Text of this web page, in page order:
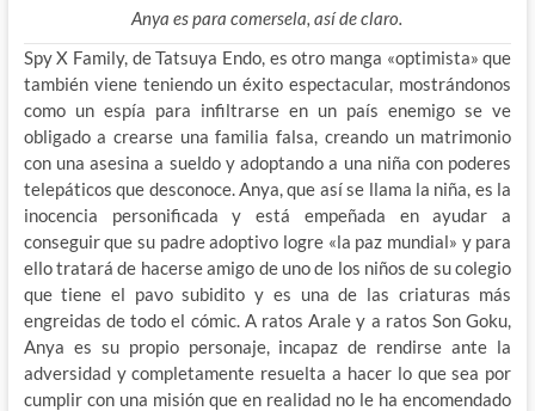
Anya es para comersela, así de claro.
Spy X Family, de Tatsuya Endo, es otro manga «optimista» que
también viene teniendo un éxito espectacular, mostrándonos
como un espía para infiltrarse en un país enemigo se ve
obligado a crearse una familia falsa, creando un matrimonio
con una asesina a sueldo y adoptando a una niña con poderes
telepáticos que desconoce. Anya, que así se llama la niña, es la
inocencia personificada y está empeñada en ayudar a
conseguir que su padre adoptivo logre «la paz mundial» y para
ello tratará de hacerse amigo de uno de los niños de su colegio
que tiene el pavo subidito y es una de las criaturas más
engreidas de todo el cómic. A ratos Arale y a ratos Son Goku,
Anya es su propio personaje, incapaz de rendirse ante la
adversidad y completamente resuelta a hacer lo que sea por
cumplir con una misión que en realidad no le ha encomendado